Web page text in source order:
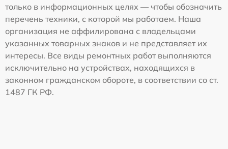
только в информационных целях — чтобы обозначить
перечень техники, с которой мы работаем. Наша
организация не аффилирована с владельцами
указанных товарных знаков и не представляет их
интересы. Все виды ремонтных работ выполняются
исключительно на устройствах, находящихся в
законном гражданском обороте, в соответствии со ст.
1487 ГК РФ.